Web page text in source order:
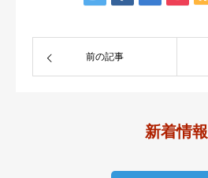
前の記事
新着情報